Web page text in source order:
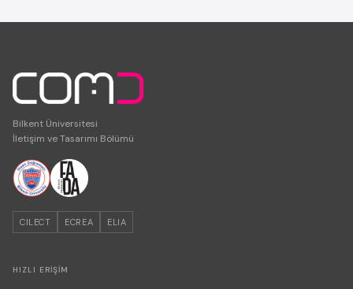
Bilkent Üniversitesi
İletişim ve Tasarımı Bölümü
CILECT ECREA ELIA
HIZLI ERIŞIM